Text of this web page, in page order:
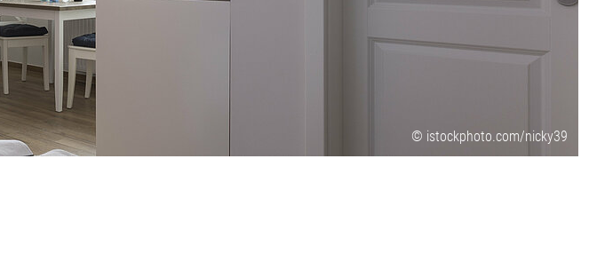
© istockphoto.com/nicky39